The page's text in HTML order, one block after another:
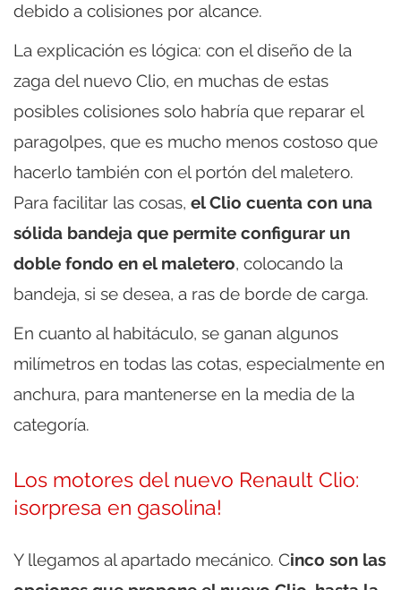
debido a colisiones por alcance.
La explicación es lógica: con el diseño de la
zaga del nuevo Clio, en muchas de estas
posibles colisiones solo habría que reparar el
paragolpes, que es mucho menos costoso que
hacerlo también con el portón del maletero.
Para facilitar las cosas, el Clio cuenta con una
sólida bandeja que permite configurar un
doble fondo en el maletero, colocando la
bandeja, si se desea, a ras de borde de carga.
En cuanto al habitáculo, se ganan algunos
milímetros en todas las cotas, especialmente en
anchura, para mantenerse en la media de la
categoría.
Los motores del nuevo Renault Clio:
¡sorpresa en gasolina!
Y llegamos al apartado mecánico. Cinco son las